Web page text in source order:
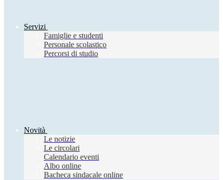
Servizi
Famiglie e studenti
Personale scolastico
Percorsi di studio
Novità
Le notizie
Le circolari
Calendario eventi
Albo online
Bacheca sindacale online